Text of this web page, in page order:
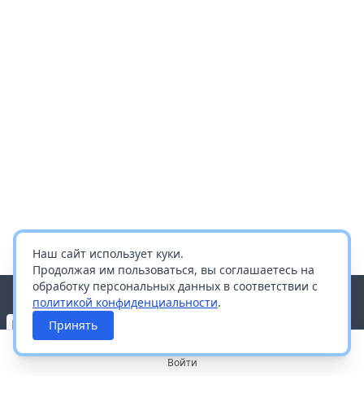
Наш сайт использует куки.
Продолжая им пользоваться, вы соглашаетесь на
обработку персональных данных в соответствии с
политикой конфиденциальности.
Принять
Войти